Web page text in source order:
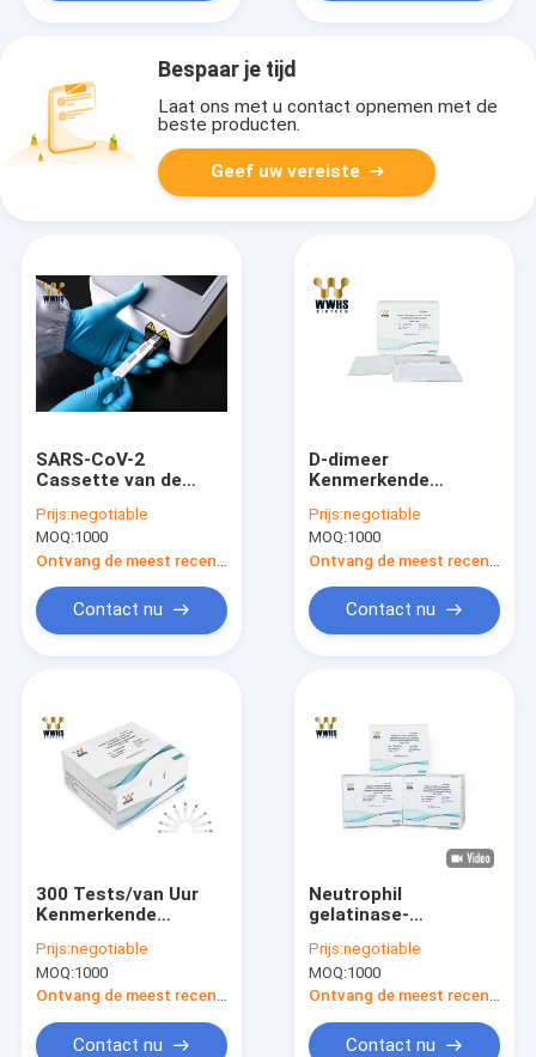
Bespaar je tijd
Laat ons met u contact opnemen met de
beste producten.
Geef uw vereiste
SARS-CoV-2
Cassette van de
Test/Immunoassay
van de de
Analysefluorescentie
van Kit FIA POCT
Prijs:negotiable
MOQ:1000
Contact nu
D-dimeer
Kenmerkende
Kenmerkend IFA
Colloidal Gold POCT
Prijs:negotiable
MOQ:1000
Contact nu
300 Tests/van Uur
Kenmerkende
Snelle Testuitrusting
In vitro voor
Ziektediagnose
Prijs:negotiable
MOQ:1000
Ontvang de meest recente Prijs
Contact nu
Neutrophil
gelatinase-
Één Cassette van de
Stap FOB- Snelle
Test PCR
Prijs:negotiable
MOQ:1000
Ontvang de meest recente Prijs
Contact nu